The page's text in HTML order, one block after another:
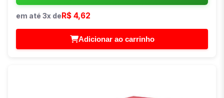
em até 3x de R$ 4,62
Adicionar ao carrinho